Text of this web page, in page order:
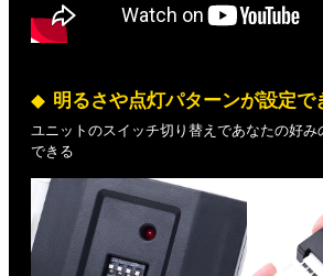
明るさや点灯パターンが設定で
ユニットのスイッチ切り替えであなたの好
できる